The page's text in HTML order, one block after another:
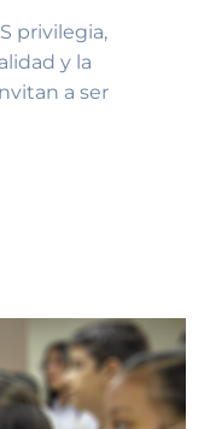
privilegia,
y la
a ser